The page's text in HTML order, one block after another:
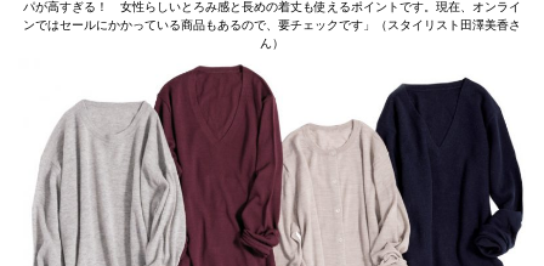
パが高すぎる！ 女性らしいとろみ感と長めの着丈も使えるポイントです。現在、オンライ
ンではセールにかかっている商品もあるので、要チェックです」（スタイリスト田澤美香さ
ん）